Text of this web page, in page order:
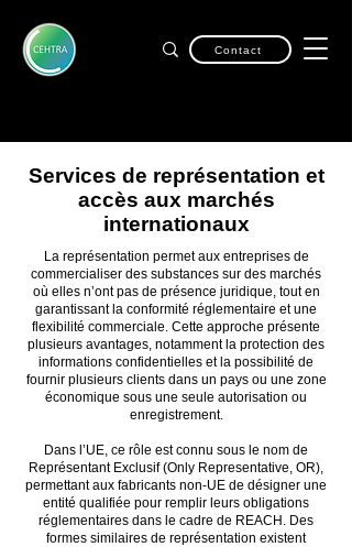
Contact
Services de représentation et
accès aux marchés
internationaux
La représentation permet aux entreprises de
commercialiser des substances sur des marchés
où elles n’ont pas de présence juridique, tout en
garantissant la conformité réglementaire et une
flexibilité commerciale. Cette approche présente
plusieurs avantages, notamment la protection des
informations confidentielles et la possibilité de
fournir plusieurs clients dans un pays ou une zone
économique sous une seule autorisation ou
enregistrement.
Dans l’UE, ce rôle est connu sous le nom de
Représentant Exclusif (Only Representative, OR),
permettant aux fabricants non-UE de désigner une
entité qualifiée pour remplir leurs obligations
réglementaires dans le cadre de REACH. Des
formes similaires de représentation existent